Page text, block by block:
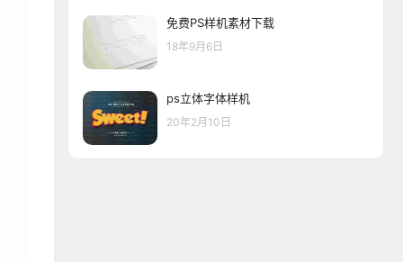
免费PS样机素材下载
18年9月6日
ps立体字体样机
20年2月10日